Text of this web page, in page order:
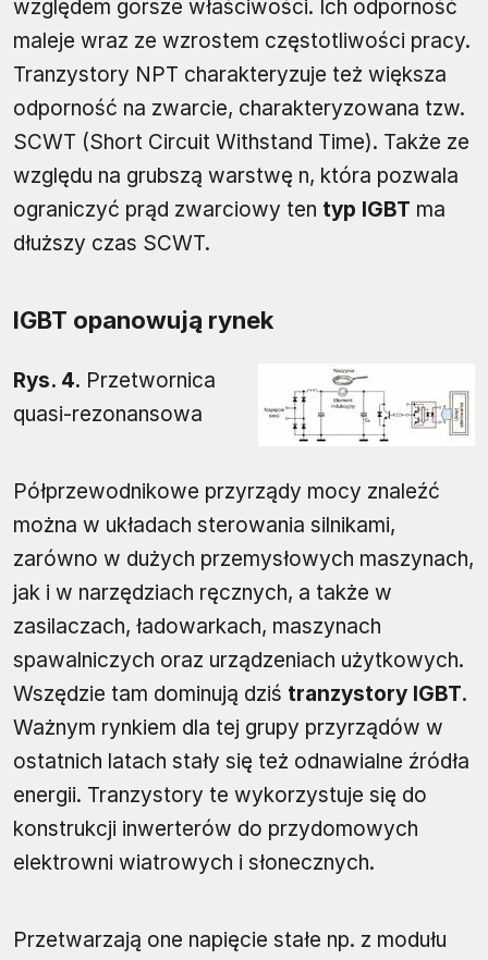
względem gorsze właściwości. Ich odporność
maleje wraz ze wzrostem częstotliwości pracy.
Tranzystory NPT charakteryzuje też większa
odporność na zwarcie, charakteryzowana tzw.
SCWT (Short Circuit Withstand Time). Także ze
względu na grubszą warstwę n, która pozwala
ograniczyć prąd zwarciowy ten typ IGBT ma
dłuższy czas SCWT.
IGBT opanowują rynek
Rys. 4. Przetwornica
quasi-rezonansowa
Półprzewodnikowe przyrządy mocy znaleźć
można w układach sterowania silnikami,
zarówno w dużych przemysłowych maszynach,
jak i w narzędziach ręcznych, a także w
zasilaczach, ładowarkach, maszynach
spawalniczych oraz urządzeniach użytkowych.
Wszędzie tam dominują dziś tranzystory IGBT.
Ważnym rynkiem dla tej grupy przyrządów w
ostatnich latach stały się też odnawialne źródła
energii. Tranzystory te wykorzystuje się do
konstrukcji inwerterów do przydomowych
elektrowni wiatrowych i słonecznych.
Przetwarzają one napięcie stałe np. z modułu